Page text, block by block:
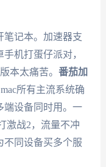
笔记本。加速器支
机打蛋仔派对，
本太痛苦。 番茄加
所有主流系统确
端设备同时用。一
激战2，流量不冲
不同设备买多个服